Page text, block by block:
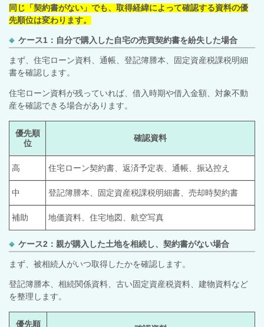
同じ「契約書がない」でも、取得経緯によって確認する資料の優
先順位は変わります。
ケース1：自分で購入した自宅の売買契約書を紛失した場合
まず、住宅ローン資料、通帳、登記簿謄本、固定資産税課税明細
書を確認します。
住宅ローン資料が残っていれば、借入時期や借入金額、対象不動
産を確認できる場合があります。
優先順
位
確認資料
高 住宅ローン契約書、返済予定表、通帳、振込控え
中 登記簿謄本、固定資産税課税明細書、売却時契約書
補助 地価資料、住宅地図、航空写真
ケース2：親が購入した土地を相続し、契約書がない場合
まず、被相続人がいつ取得したかを確認します。
登記簿謄本、相続関係資料、古い固定資産税資料、建物資料など
を整理します。
優先順